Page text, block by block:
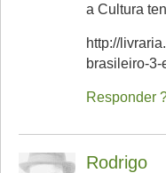
a Cultura
http://
brasileiro-3-
Responder
Rodrigo